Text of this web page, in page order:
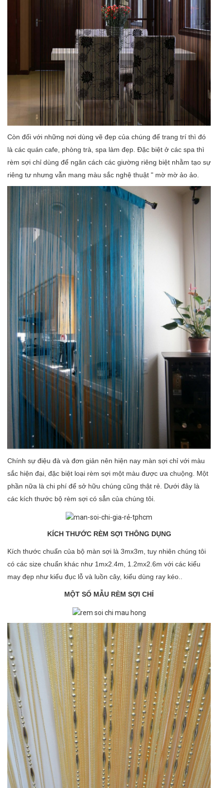
Còn đối với những nơi dùng vẽ đẹp của chúng để trang trí thì đó
là các quán cafe, phòng trà, spa làm đẹp. Đặc biệt ở các spa thì
rèm sợi chỉ dùng để ngăn cách các giường riêng biệt nhằm tạo sự
riêng tư nhưng vẫn mang màu sắc nghệ thuật " mờ mờ ảo ảo.
Chính sự điệu đà và đơn giản nên hiện nay màn sợi chỉ với màu
sắc hiện đại, đặc biệt loại rèm sợi một màu được ưa chuộng. Một
phần nữa là chi phí để sở hữu chúng cũng thật rẻ. Dưới đây là
các kích thước bộ rèm sợi có sẳn của chúng tôi.
KÍCH THƯỚC RÈM SỢI THÔNG DỤNG
Kích thước chuẩn của bộ màn sợi là 3mx3m, tuy nhiên chúng tôi
có các size chuẩn khác như 1mx2.4m, 1.2mx2.6m với các kiểu
may đẹp như kiểu đục lỗ và luồn cây, kiểu dùng ray kéo..
MỘT SỐ MẪU RÈM SỢI CHỈ